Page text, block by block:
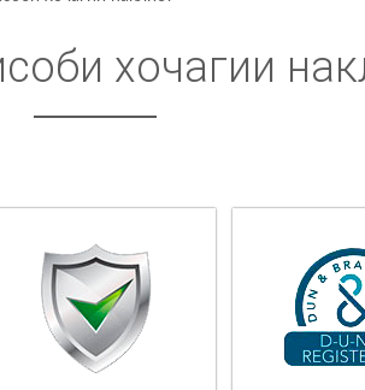
хочагии